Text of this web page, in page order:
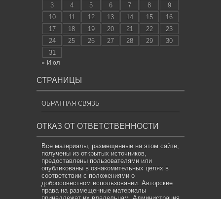
3
4 5 6 7 8
9
10
11 12 13 14 15
16
17
18 19 20 21 22
23
24
25 26 27 28 29
30
31
« Июл
СТРАНИЦЫ
ОБРАТНАЯ СВЯЗЬ
ОТКАЗ ОТ ОТВЕТСТВЕННОСТИ
Все материалы, размещенные на этом сайте,
получены из открытых источников,
предоставлены пользователями или
опубликованы в ознакомительных целях в
соответствии с положениями о
добросовестном использовании. Авторские
права на размещенные материалы